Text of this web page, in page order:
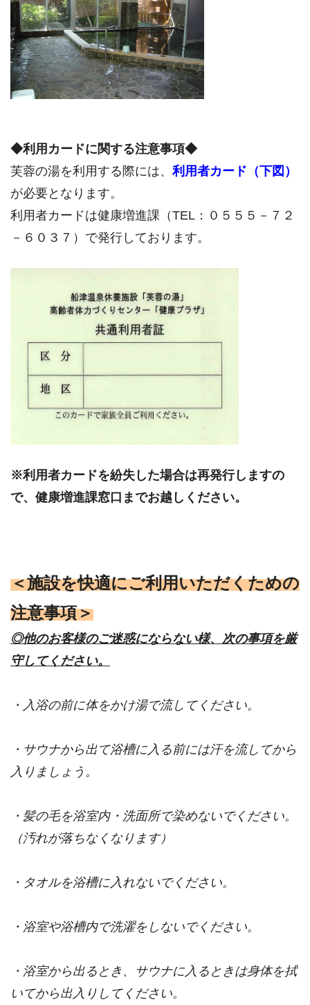
◆利用カードに関する注意事項◆
芙蓉の湯を利用する際には、利用者カード（下図）
が必要となります。
利用者カードは健康増進課（TEL：０５５５－７２
－６０３７）で発行しております。
※利用者カードを紛失した場合は再発行しますの
で、健康増進課窓口までお越しください。
＜施設を快適にご利用いただくための
注意事項＞
◎他のお客様のご迷惑にならない様、次の事項を厳
守してください。
・入浴の前に体をかけ湯で流してください。
・サウナから出て浴槽に入る前には汗を流してから
入りましょう。
・髪の毛を浴室内・洗面所で染めないでください。
（汚れが落ちなくなります）
・タオルを浴槽に入れないでください。
・浴室や浴槽内で洗濯をしないでください。
・浴室から出るとき、サウナに入るときは身体を拭
いてから出入りしてください。